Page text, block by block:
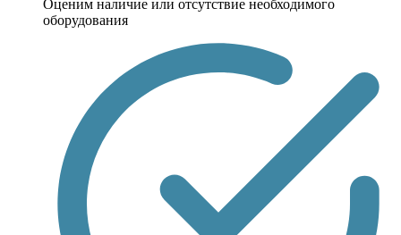
Оценим наличие или отсутствие необходимого
оборудования